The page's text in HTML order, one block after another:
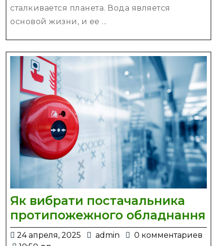
и
сталкивается планета. Вода является
основой жизни, и ее ...
Як вибрати постачальника
протипожежного обладнання
24 апреля, 2025
24 admin admin
0 комментариев